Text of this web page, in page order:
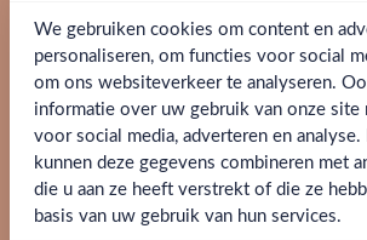
Ben jij 18 jaar of
Ja
SPECIFICATIES
Alcohol 11.00%
Allergenen -
Merk John D. Taylor
We gebruiken cookies om content en
personaliseren, om functies voor social
om ons websiteverkeer te analyseren.
informatie over uw gebruik van onze site
voor social media, adverteren en analyse.
kunnen deze gegevens combineren met
die u aan ze heeft verstrekt of die ze
basis van uw gebruik van hun services.
Schrijf je in en ontvang direct 5%
bestelling.
Email
Claim mijn korting